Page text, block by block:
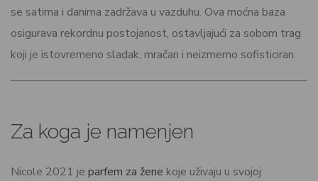
se satima i danima zadržava u vazduhu. Ova moćna baza
osigurava rekordnu postojanost, ostavljajući za sobom trag
koji je istovremeno sladak, mračan i neizmerno sofisticiran.
Za koga je namenjen
Nicole 2021 je parfem za žene koje uživaju u svojoj